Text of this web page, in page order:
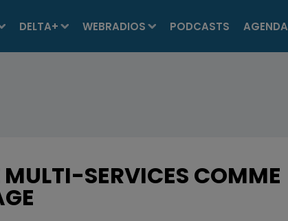
DELTA+ WEBRADIOS PODCASTS AGENDA
SERVICES COMME